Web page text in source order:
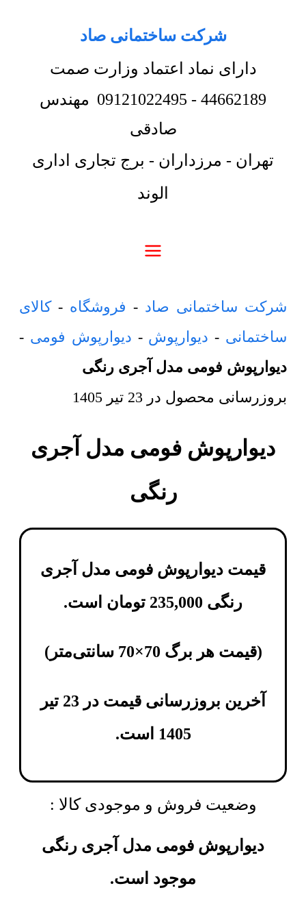
شرکت ساختمانی صاد
دارای نماد اعتماد وزارت صمت
44662189
-
09121022495 مهندس
صادقی
تهران - مرزداران - برج تجاری اداری
الوند
شرکت ساختمانی صاد - فروشگاه -کالای
ساختمانی - دیوارپوش - دیوارپوش فومی -
دیوارپوش فومی مدل آجری رنگی
بروزرسانی محصول در 23 تیر 1405
دیوارپوش فومی مدل آجری
رنگی
قیمت دیوارپوش فومی مدل آجری
رنگی 235,000 تومان است.
(قیمت هر برگ 70×70 سانتی‌متر )
آخرین بروزرسانی قیمت در 23 تیر
1405 است.
وضعیت فروش و موجودی کالا :
دیوارپوش فومی مدل آجری رنگی
موجود است.